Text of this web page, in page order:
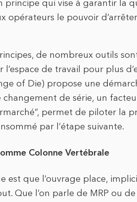
principe qui vise à garantir la
opérateurs le pouvoir
de nombreux outils
de travail pour plus
of Die) propose une
de série, un
permet de piloter la
par l’étape suivante.
Colonne Vertébrale
est que l’ouvrage place,
Que l’on parle de MRP ou